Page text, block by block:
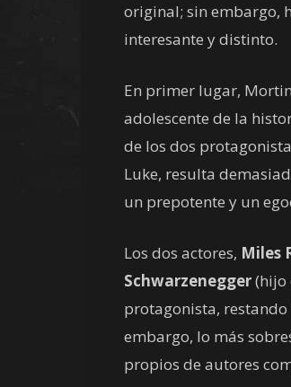
original; sin embargo,
interesante y distinto.
En primer lugar,
adolescente de la
de los dos
Luke, resulta
un prepotente y un
Los dos actores, Miles
Schwarzenegger(hijo
protagonista, restando
embargo, lo más
propios de autores